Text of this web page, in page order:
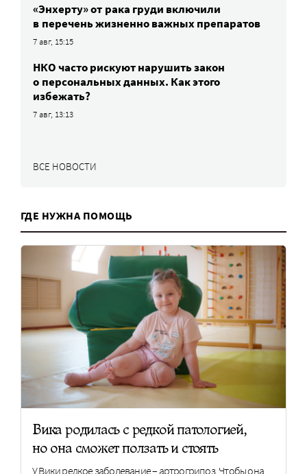
«Энхерту» от рака груди включили
в перечень жизненно важных препаратов
7 авг, 15:15
НКО часто рискуют нарушить закон
о персональных данных. Как этого
избежать?
7 авг, 13:13
ВСЕ НОВОСТИ
ГДЕ НУЖНА ПОМОЩЬ
Вика родилась с редкой патологией,
но она сможет ползать и стоять
У Вики редкое заболевание – артрогрипоз. Чтобы она